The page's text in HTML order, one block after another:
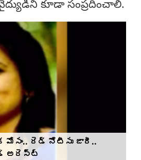
కూడా సంప్రదించాలి.
రెడ్ నోటీసు జారీ..
అరెస్ట్